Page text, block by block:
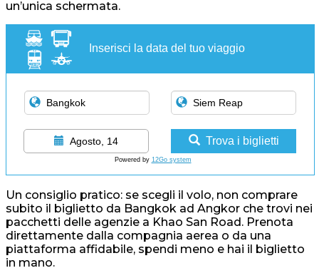
un’unica schermata.
Inserisci la data del tuo viaggio
Agosto, 14 Trova i biglietti
Powered by 12Go system
Un consiglio pratico: se scegli il volo, non comprare
subito il biglietto da Bangkok ad Angkor che trovi nei
pacchetti delle agenzie a Khao San Road. Prenota
direttamente dalla compagnia aerea o da una
piattaforma affidabile, spendi meno e hai il biglietto
in mano.